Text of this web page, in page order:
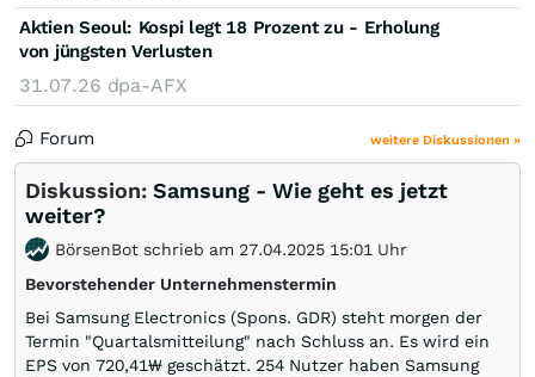
Aktien Seoul: Kospi legt 18 Prozent zu - Erholung
von jüngsten Verlusten
31.07.26 dpa-AFX
Forum weitere Diskussionen »
Diskussion: Samsung - Wie geht es jetzt
weiter?
BörsenBot schrieb am 27.04.2025 15:01 Uhr
Bevorstehender Unternehmenstermin
Bei Samsung Electronics (Spons. GDR) steht morgen der
Termin "Quartalsmitteilung" nach Schluss an. Es wird ein
EPS von 720,41₩ geschätzt. 254 Nutzer haben Samsung